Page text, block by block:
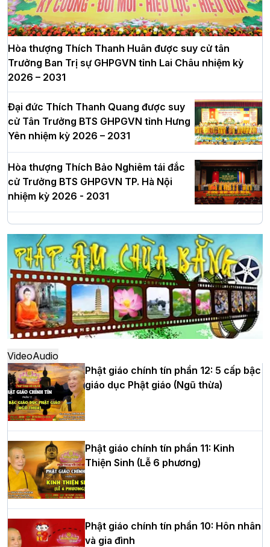
Hòa thượng Thích Thanh Huân được suy cử tân
Trưởng Ban Trị sự GHPGVN tỉnh Lai Châu nhiệm kỳ
2026 – 2031
Đại đức Thích Thanh Quang được suy
cử Tân Trưởng BTS GHPGVN tỉnh Hưng
Yên nhiệm kỳ 2026 – 2031
Hòa thượng Thích Bảo Nghiêm tái đắc
cử Trưởng BTS GHPGVN TP. Hà Nội
nhiệm kỳ 2026 - 2031
Hà Nội: Long trọng lễ khởi công xây
dựng Trung tâm văn hóa Phật giáo Thủ
đô
Hà Nội: Ngày tu học cuối cùng khép lại
khóa sinh hoạt Phật pháp mùa hè lần
thứ XIV tại chùa Bằng
Học yêu thương trong ngày tu tập thứ
tư của Khóa sinh hoạt Phật pháp mùa
hè tại chùa Bằng
HT.Thích Thọ Lạc được suy cử làm tân
Trưởng BTS GHPGVN tỉnh Nghệ An
VideoAudio
Phật giáo chính tín phần 12: 5 cấp bậc
giáo dục Phật giáo (Ngũ thừa)
Phật giáo chính tín phần 11: Kinh
Thiện Sinh (Lễ 6 phương)
Phật giáo chính tín phần 10: Hôn nhân
và gia đình